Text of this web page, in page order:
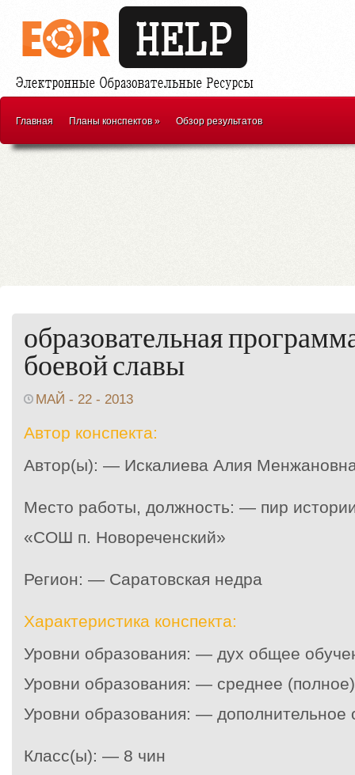
Главная Планы конспектов» Обзор результатов
образовательная
боевой славы
МАЙ - 22 - 2013
Автор конспекта:
Автор(ы): — Искалиева Алия
Место работы, должность: — пир
«СОШ п. Новореченский»
Регион: — Саратовская недра
Характеристика конспекта:
Уровни образования: — дух общее
Уровни образования: — среднее
Уровни образования: — дополнительное
Класс(ы): — 8 чин